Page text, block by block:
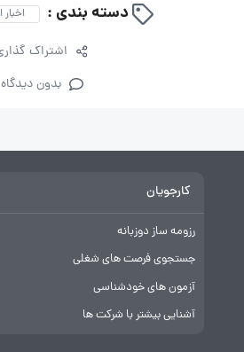
دسته بندی :
اشتراک
بدون دیدگاه
کارجویان
رزومه ساز دوزبانه
جستجوی فرصت های شغلی
آزمون های خودشناسی
آشنایی بیشتر با شرکت ها